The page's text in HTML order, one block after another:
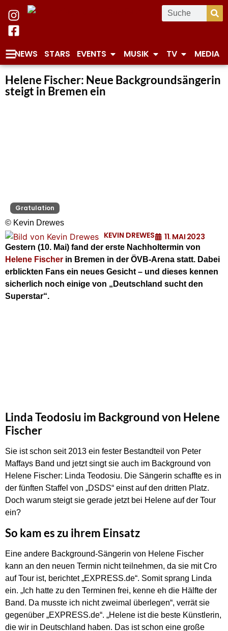
NEWS STARS EVENTS MUSIK TV MEDIA
Helene Fischer: Neue Backgroundsängerin
steigt in Bremen ein
Gratulation
© Kevin Drewes
KEVIN DREWES 11. MAI 2023
Gestern (10. Mai) fand der erste Nachholtermin von
Helene Fischer in Bremen in der ÖVB-Arena statt. Dabei
erblickten Fans ein neues Gesicht – und dieses kennen
sicherlich noch einige von „Deutschland sucht den
Superstar“.
Linda Teodosiu im Background von Helene
Fischer
Sie ist schon seit 2013 ein fester Bestandteil von Peter
Maffays Band und jetzt singt sie auch im Background von
Helene Fischer: Linda Teodosiu. Die Sängerin schaffte es in
der fünften Staffel von „DSDS“ einst auf den dritten Platz.
Doch warum steigt sie gerade jetzt bei Helene auf der Tour
ein?
So kam es zu ihrem Einsatz
Eine andere Background-Sängerin von Helene Fischer
kann an den neuen Termin nicht teilnehmen, da sie mit Cro
auf Tour ist, berichtet „EXPRESS.de“. Somit sprang Linda
ein. „Ich hatte zu den Terminen frei, kenne eh die Hälfte der
Band. Da musste ich nicht zweimal überlegen“, verrät sie
gegenüber „EXPRESS.de“. „Helene ist die beste Künstlerin,
die wir in Deutschland haben. Das ist schon eine große